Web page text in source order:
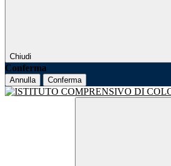
Chiudi
Conferma
Annulla Conferma